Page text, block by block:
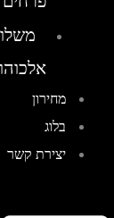
משלוח
אלכוהול
מחירון
בלוג
יצירת קשר